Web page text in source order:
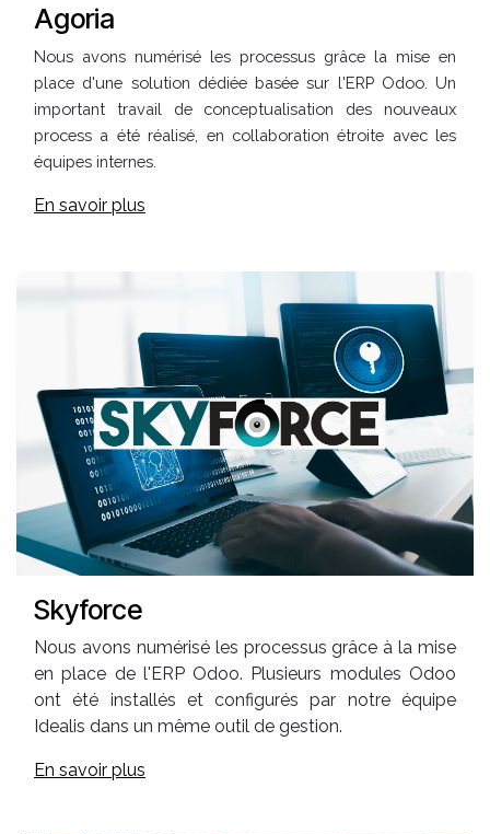
Agoria
Nous avons numérisé les processus grâce la mise en
place d'une solution dédiée basée sur l'ERP Odoo. Un
important travail de conceptualisation des nouveaux
process a été réalisé, en collaboration étroite avec les
équipes internes.
En savoir plus
Skyforce
Nous avons numérisé les processus grâce à la mise
en place de l'ERP Odoo. Plusieurs modules Odoo
ont été installés et configurés par notre équipe
Idealis dans un même outil de gestion.
En savoir plus